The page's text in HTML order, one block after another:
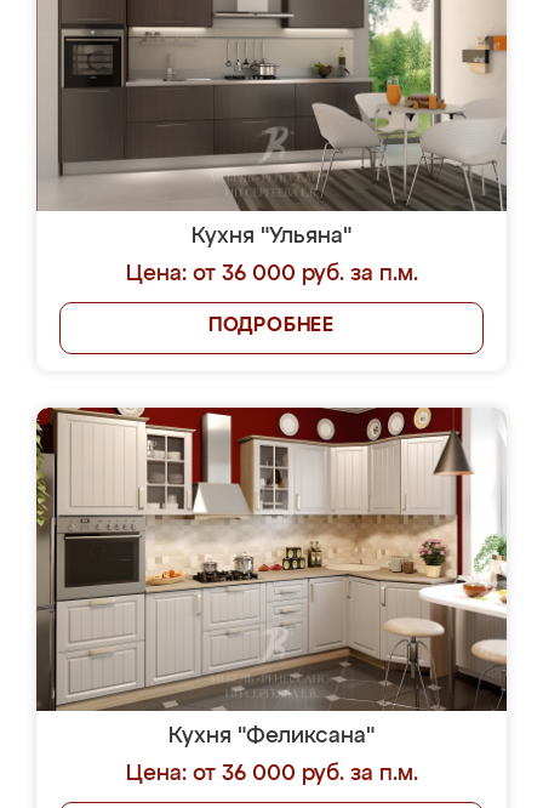
Кухня "Ульяна"
Цена: от 36 000 руб. за п.м.
ПОДРОБНЕЕ
Кухня "Феликсана"
Цена: от 36 000 руб. за п.м.